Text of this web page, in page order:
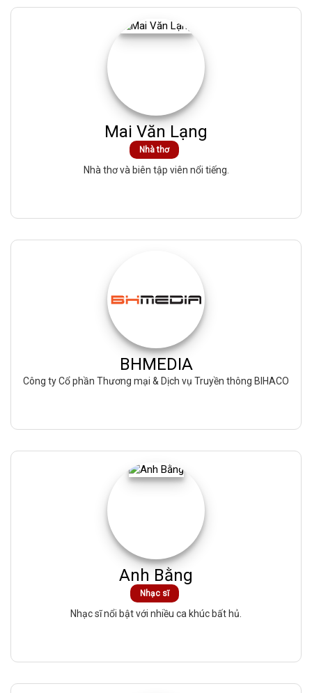
Mai Văn Lạng
Nhà thơ
Nhà thơ và biên tập viên nổi tiếng.
BHMEDIA
Công ty Cổ phần Thương mại & Dịch vụ Truyền thông BIHACO
Anh Bằng
Nhạc sĩ
Nhạc sĩ nổi bật với nhiều ca khúc bất hủ.